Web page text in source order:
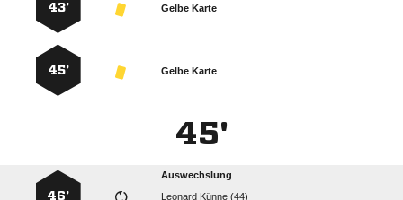
Gelbe Karte
43’
Gelbe Karte
45’
45'
Auswechslung
  
46’